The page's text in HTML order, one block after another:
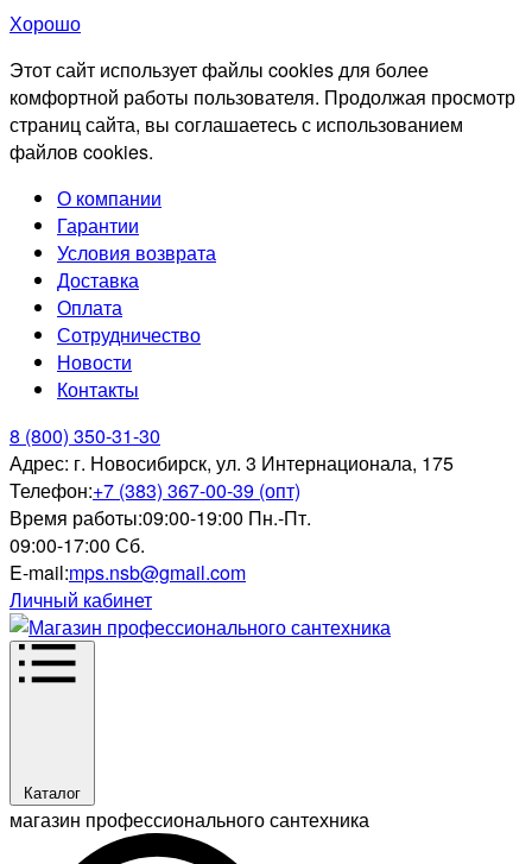
Хорошо
Этот сайт использует файлы cookies для более
комфортной работы пользователя. Продолжая просмотр
страниц сайта, вы соглашаетесь с использованием
файлов cookies.
О компании
Гарантии
Условия возврата
Доставка
Оплата
Сотрудничество
Новости
Контакты
8 (800) 350-31-30
Адрес: г. Новосибирск, ул. 3 Интернационала, 175
Телефон:+7 (383) 367-00-39 (опт)
Время работы:09:00-19:00 Пн.-Пт.
09:00-17:00 Сб.
E-mail:mps.nsb@gmail.com
Личный кабинет
Каталог
магазин профессионального сантехника